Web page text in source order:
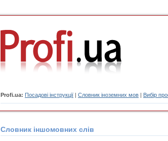
Profi.ua: Посадові інструкції | Словник іноземних мов | Вибір
Словник іншомовних слів